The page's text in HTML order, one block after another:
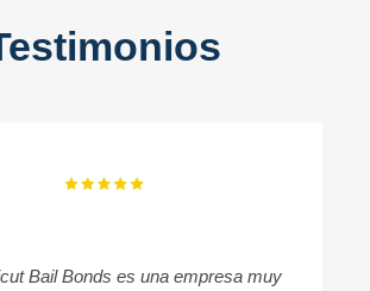
Bail Bonds es una empresa muy